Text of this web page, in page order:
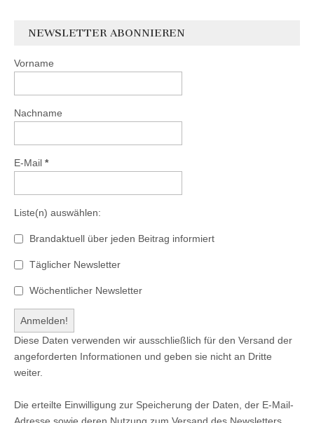
NEWSLETTER ABONNIEREN
Vorname
Nachname
E-Mail *
Liste(n) auswählen:
Brandaktuell über jeden Beitrag informiert
Täglicher Newsletter
Wöchentlicher Newsletter
Diese Daten verwenden wir ausschließlich für den Versand der
angeforderten Informationen und geben sie nicht an Dritte
weiter.
Die erteilte Einwilligung zur Speicherung der Daten, der E-Mail-
Adresse sowie deren Nutzung zum Versand des Newsletters